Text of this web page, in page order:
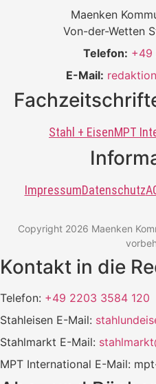
Maenken
Von-der-Wetten
Telefon: +49
E-Mail:
Stahl + EisenMPT
ImpressumDatenschutz
Copyright 2026 Maenken
Kontakt in die
Telefon: +49 2203 3584 120
Stahleisen E-Mail:
Stahlmarkt E-Mail:
MPT International E-Mail: